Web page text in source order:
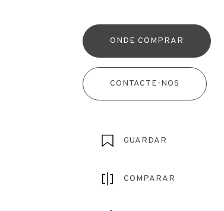
ONDE COMPRAR
CONTACTE-NOS
GUARDAR
COMPARAR